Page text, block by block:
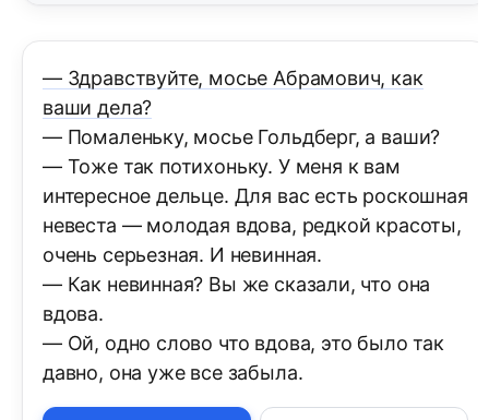
— Здравствуйте, мосье Абрамович, как
ваши дела?
— Помаленьку, мосье Гольдберг, а ваши?
— Тоже так потихоньку. У меня к вам
интересное дельце. Для вас есть роскошная
невеста — молодая вдова, редкой красоты,
очень серьезная. И невинная.
— Как невинная? Вы же сказали, что она
вдова.
— Ой, одно слово что вдова, это было так
давно, она уже все забыла.